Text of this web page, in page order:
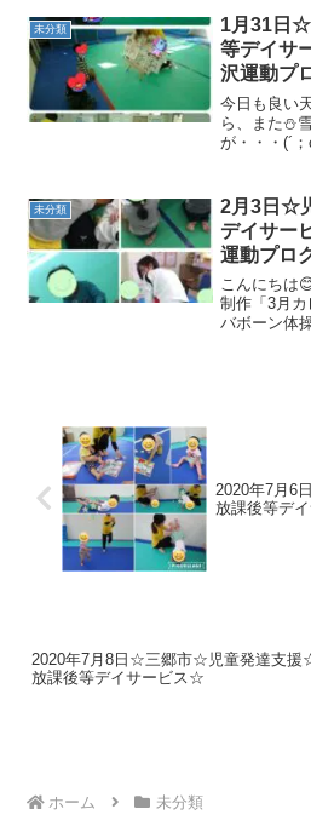
をあげるこ
ゴーストッ
未分類
1月31日
等デイ
沢運動プ
閉症 発
市 吉川
子
今日も良い
ら、また⛄
が・・・(´
拶・声を出
え・お・あ
未分類
2月3日☆
デイサ
運動プロ
症 発達
吉川市
こんにちは
制作「3月
バボーン体
2020年7月6
放課後等デ
2020年7月8日☆三郷市☆児童発達支援
放課後等デイサービス☆
ホーム 未分類